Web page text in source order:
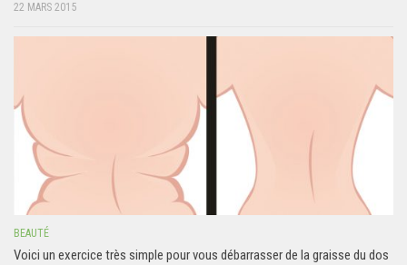
22 MARS 2015
BEAUTÉ
Voici un exercice très simple pour vous débarrasser de la graisse du dos